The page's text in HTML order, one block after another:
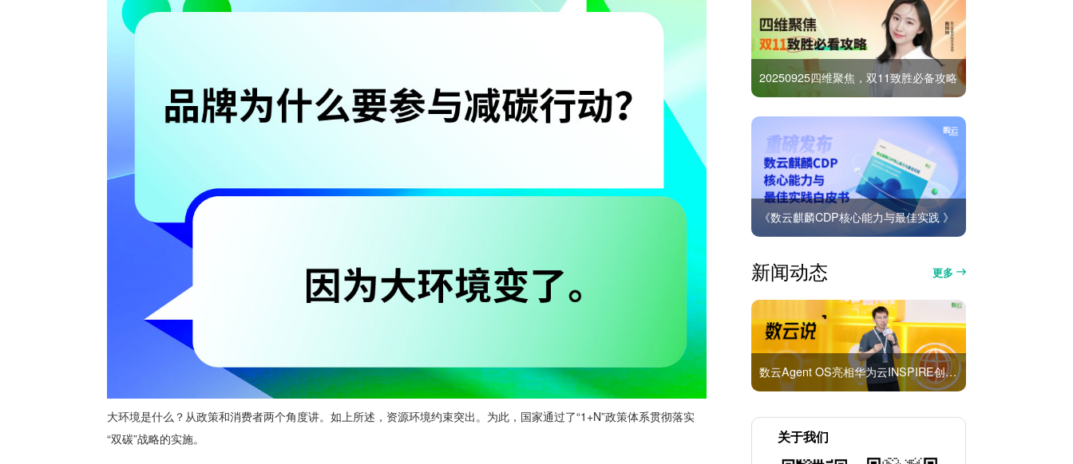
大环境是什么？从政策和消费者两个角度讲。如上所述，资源环境约束突出。为此，国家通过了“1+N”政策体系贯彻落实
“双碳”战略的实施。
20250925四维聚焦，双11致胜必备攻略
《数云麒麟CDP核心能力与最佳实践 》
新闻动态 更多
数云Agent OS亮相华为云INSPIRE创想者大会：以AI重构消费者运营与零售营销新范式
关于我们